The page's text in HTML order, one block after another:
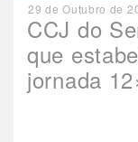
CCJ do
que
jornada
29 de Outubro de